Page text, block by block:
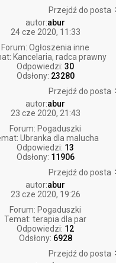
Przejdź do posta
autor:abur
24 cze 2020, 11:33
Forum:Ogłoszenia inne
Kancelaria, radca prawny
Odpowiedzi:30
Odsłony: 23280
Przejdź do posta
autor:abur
23 cze 2020, 21:43
Forum: Pogaduszki
Ubranka dla malucha
Odpowiedzi: 13
Odsłony: 11906
Przejdź do posta
autor:abur
23 cze 2020, 19:26
Forum: Pogaduszki
Temat:terapia dla par
Odpowiedzi: 12
Odsłony: 6928
Przejdź do posta